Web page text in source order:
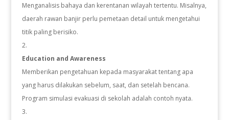
Menganalisis bahaya dan kerentanan wilayah tertentu. Misalnya,
daerah rawan banjir perlu pemetaan detail untuk mengetahui
titik paling berisiko.
Education and Awareness
Memberikan pengetahuan kepada masyarakat tentang apa
yang harus dilakukan sebelum, saat, dan setelah bencana.
Program simulasi evakuasi di sekolah adalah contoh nyata.